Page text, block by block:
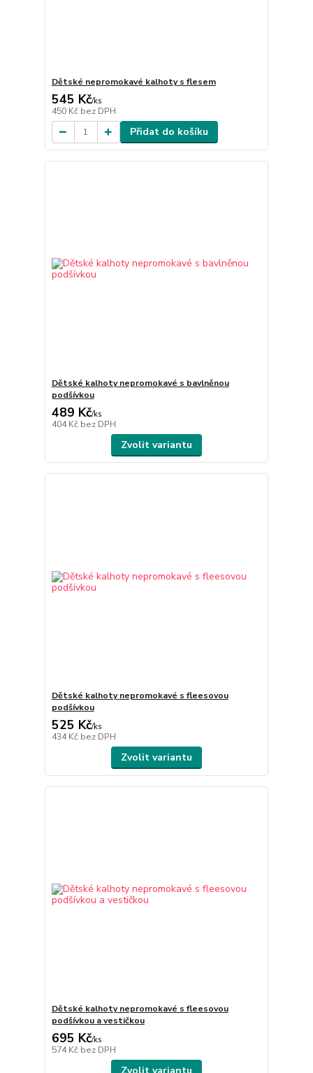
Dětské nepromokavé kalhoty s flesem
545 Kč/ks
450 Kč bez DPH
Přidat do košíku
Dětské kalhoty nepromokavé s bavlněnou
podšívkou
489 Kč/ks
404 Kč bez DPH
Zvolit variantu
Dětské kalhoty nepromokavé s fleesovou
podšívkou
525 Kč/ks
434 Kč bez DPH
Zvolit variantu
Dětské kalhoty nepromokavé s fleesovou
podšívkou a vestičkou
695 Kč/ks
574 Kč bez DPH
Zvolit variantu